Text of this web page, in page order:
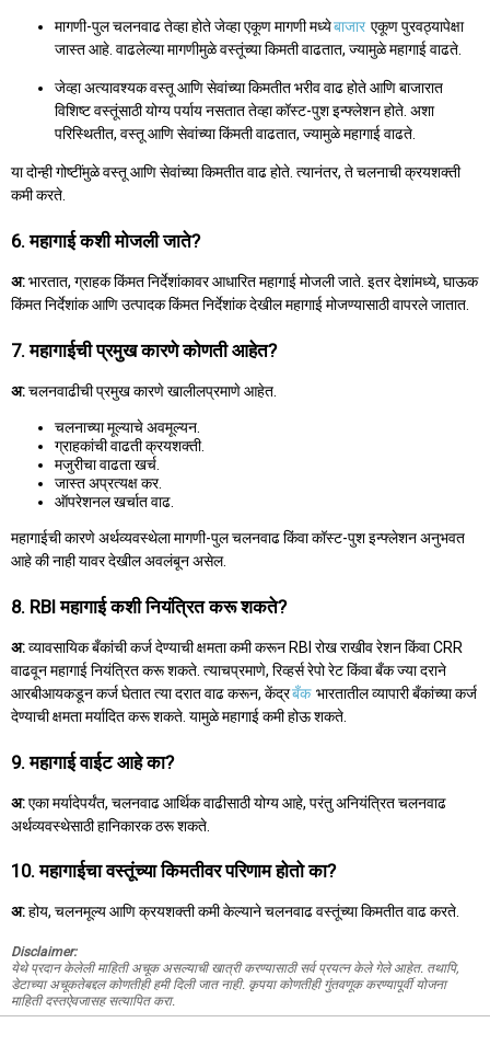
मागणी-पुल चलनवाढ तेव्हा होते जेव्हा एकूण मागणी मध्येबाजार एकूण पुरवठ्यापेक्षा
जास्त आहे. वाढलेल्या मागणीमुळे वस्तूंच्या किमती वाढतात, ज्यामुळे महागाई वाढते.
जेव्हा अत्यावश्यक वस्तू आणि सेवांच्या किमतीत भरीव वाढ होते आणि बाजारात
विशिष्ट वस्तूंसाठी योग्य पर्याय नसतात तेव्हा कॉस्ट-पुश इन्फ्लेशन होते. अशा
परिस्थितीत, वस्तू आणि सेवांच्या किंमती वाढतात, ज्यामुळे महागाई वाढते.
या दोन्ही गोष्टींमुळे वस्तू आणि सेवांच्या किमतीत वाढ होते. त्यानंतर, ते चलनाची क्रयशक्ती
कमी करते.
6. महागाई कशी मोजली जाते?
अ:भारतात, ग्राहक किंमत निर्देशांकावर आधारित महागाई मोजली जाते. इतर देशांमध्ये, घाऊक
किंमत निर्देशांक आणि उत्पादक किंमत निर्देशांक देखील महागाई मोजण्यासाठी वापरले जातात.
7. महागाईची प्रमुख कारणे कोणती आहेत?
अ:चलनवाढीची प्रमुख कारणे खालीलप्रमाणे आहेत.
चलनाच्या मूल्याचे अवमूल्यन.
ग्राहकांची वाढती क्रयशक्ती.
मजुरीचा वाढता खर्च.
जास्त अप्रत्यक्ष कर.
ऑपरेशनल खर्चात वाढ.
महागाईची कारणे अर्थव्यवस्थेला मागणी-पुल चलनवाढ किंवा कॉस्ट-पुश इन्फ्लेशन अनुभवत
आहे की नाही यावर देखील अवलंबून असेल.
8. RBI महागाई कशी नियंत्रित करू शकते?
अ:व्यावसायिक बँकांची कर्ज देण्याची क्षमता कमी करून RBI रोख राखीव रेशन किंवा CRR
वाढवून महागाई नियंत्रित करू शकते. त्याचप्रमाणे, रिव्हर्स रेपो रेट किंवा बँक ज्या दराने
आरबीआयकडून कर्ज घेतात त्या दरात वाढ करून, केंद्रबँक भारतातील व्यापारी बँकांच्या कर्ज
देण्याची क्षमता मर्यादित करू शकते. यामुळे महागाई कमी होऊ शकते.
9. महागाई वाईट आहे का?
अ:एका मर्यादेपर्यंत, चलनवाढ आर्थिक वाढीसाठी योग्य आहे, परंतु अनियंत्रित चलनवाढ
अर्थव्यवस्थेसाठी हानिकारक ठरू शकते.
10. महागाईचा वस्तूंच्या किमतीवर परिणाम होतो का?
अ:होय, चलनमूल्य आणि क्रयशक्ती कमी केल्याने चलनवाढ वस्तूंच्या किमतीत वाढ करते.
Disclaimer:
येथे प्रदान केलेली माहिती अचूक असल्याची खात्री करण्यासाठी सर्व प्रयत्न केले गेले आहेत. तथापि,
डेटाच्या अचूकतेबद्दल कोणतीही हमी दिली जात नाही. कृपया कोणतीही गुंतवणूक करण्यापूर्वी योजना
माहिती दस्तऐवजासह सत्यापित करा.